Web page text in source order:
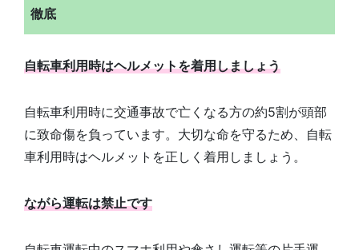
徹底
自転車利用時はヘルメットを着用しましょう
自転車利用時に交通事故で亡くなる方の約5割が頭部
に致命傷を負っています。大切な命を守るため、自転
車利用時はヘルメットを正しく着用しましょう。
ながら運転は禁止です